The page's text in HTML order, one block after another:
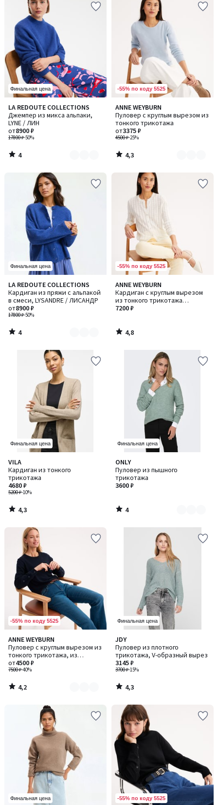
Финальная цена
LA REDOUTE COLLECTIONS
Джемпер из микса альпаки,
LYNE / ЛИН
17800 ₽-50%
от8900 ₽
4
/
5
Количество
цветов:
3
4
/
-55% по коду 5525
ANNE WEYBURN
Пуловер с круглым вырезом из
тонкого трикотажа
4500 ₽-25%
от3375 ₽
4,3
/ 5
Количество
цветов:
4
4,3
/
Финальная цена
LA REDOUTE COLLECTIONS
Кардиган из пряжи с альпакой
в смеси, LYSANDRE / ЛИСАНДР
17800 ₽-50%
от8900 ₽
4
/
5
Количество
цветов:
3
4
/
-55% по коду 5525
ANNE WEYBURN
Кардиган с круглым вырезом
из тонкого трикотажа
пуантель, с застежкой на
7200 ₽
4,8
/ 5
4,8
/
Финальная цена
VILA
Кардиган из тонкого
трикотажа
5200 ₽-10%
4680 ₽
4,3
/ 5
4,3
/
Финальная цена
ONLY
Пуловер из пышного
трикотажа
3600 ₽
4
/
5
Количество
цветов:
2
4
/
-55% по коду 5525
ANNE WEYBURN
Пуловер с круглым вырезом из
тонкого трикотажа, из
смесовой шерсти
7500 ₽-40%
от4500 ₽
4,2
/ 5
Количество
цветов:
2
4,2
/
Финальная цена
JDY
Пуловер из плотного
трикотажа, V-образный вырез
3700 ₽-15%
3145 ₽
4,3
/ 5
4,3
/
Финальная цена -55% по коду 5525